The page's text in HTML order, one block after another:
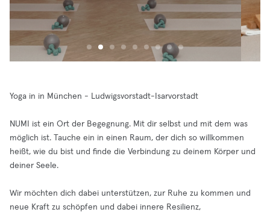
Yoga in in München - Ludwigsvorstadt-Isarvorstadt
NUMI ist ein Ort der Begegnung. Mit dir selbst und mit dem was
möglich ist. Tauche ein in einen Raum, der dich so willkommen
heißt, wie du bist und finde die Verbindung zu deinem Körper und
deiner Seele.
Wir möchten dich dabei unterstützen, zur Ruhe zu kommen und
neue Kraft zu schöpfen und dabei innere Resilienz,